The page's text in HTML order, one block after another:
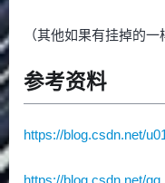
（其他如果有挂掉的
参考资料
https://blog.csdn.net/
https://blog.csdn.net/